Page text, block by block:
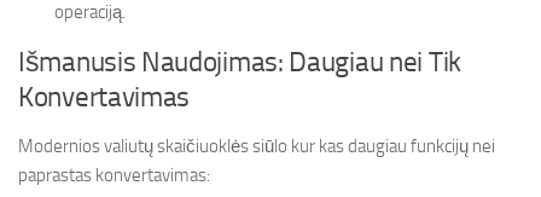
operaciją.
Išmanusis Naudojimas: Daugiau nei Tik
Konvertavimas
Modernios valiutų skaičiuoklės siūlo kur kas daugiau funkcijų nei
paprastas konvertavimas: